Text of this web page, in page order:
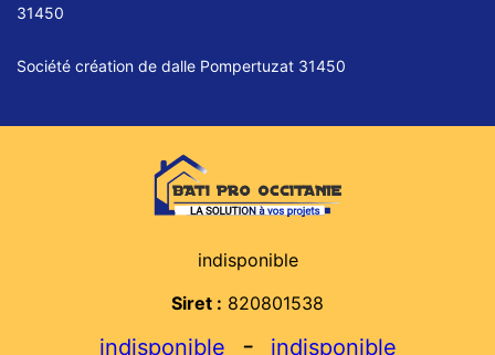
31450
Société création de dalle Pompertuzat 31450
indisponible
Siret : 820801538
indisponible - indisponible